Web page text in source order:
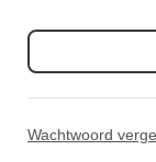
Wachtwoord